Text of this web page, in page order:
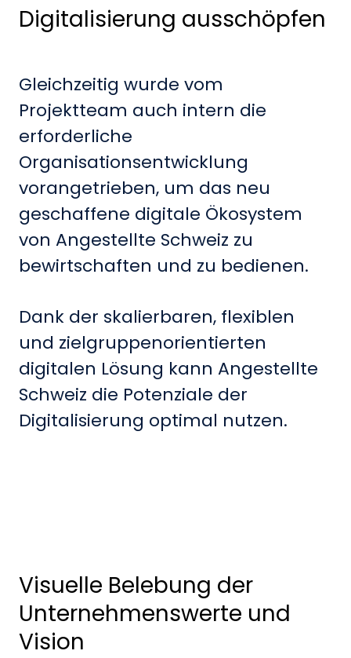
Digitalisierung ausschöpfen
Gleichzeitig wurde vom
Projektteam auch intern die
erforderliche
Organisationsentwicklung
vorangetrieben, um das neu
geschaffene digitale Ökosystem
von Angestellte Schweiz zu
bewirtschaften und zu bedienen.
Dank der skalierbaren, flexiblen
und zielgruppenorientierten
digitalen Lösung kann Angestellte
Schweiz die Potenziale der
Digitalisierung optimal nutzen.
Visuelle Belebung der
Unternehmenswerte und
Vision